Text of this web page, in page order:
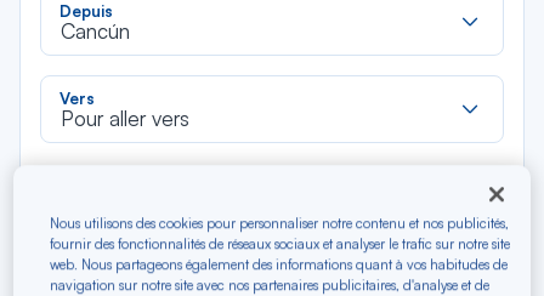
Depuis
Cancún
Vers
Pour aller vers
liste
Aller-Retour Aller simple
Filtrer Vider
Nous utilisons des cookies pour personnaliser notre contenu et nos publicités,
fournir des fonctionnalités de réseaux sociaux et analyser le trafic sur notre site
web. Nous partageons également des informations quant à vos habitudes de
navigation sur notre site avec nos partenaires publicitaires, d'analyse et de